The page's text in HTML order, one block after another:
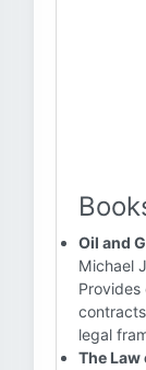
Oil and
Michael
legal
The Law